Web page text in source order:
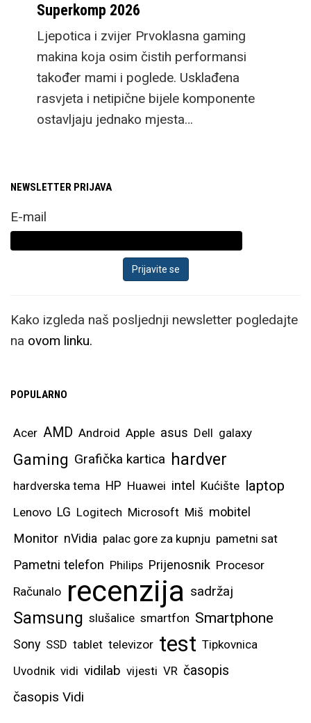
Superkomp 2026
Ljepotica i zvijer Prvoklasna gaming
makina koja osim čistih performansi
također mami i poglede. Usklađena
rasvjeta i netipične bijele komponente
ostavljaju jednako mjesta…
NEWSLETTER PRIJAVA
E-mail
Kako izgleda naš posljednji newsletter pogledajte
na ovom linku.
POPULARNO
Acer AMD Android Apple asus Dell galaxy
Gaming Grafička kartica hardver
hardverska tema HP Huawei intel Kućište laptop
Lenovo LG Logitech Microsoft Miš mobitel
Monitor nVidia palac gore za kupnju pametni sat
Pametni telefon Philips Prijenosnik Procesor
Računalo recenzija sadržaj
Samsung slušalice smartfon Smartphone
Sony SSD tablet televizor test Tipkovnica
Uvodnik vidi vidilab vijesti VR časopis
časopis Vidi